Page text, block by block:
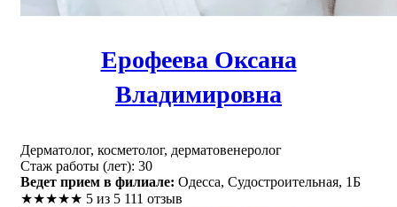
Ерофеева Оксана
Владимировна
Дерматолог, косметолог, дерматовенеролог
Стаж работы (лет): 30
Ведет прием в филиале: Одесса, Судостроительная, 1Б
★★★★★ 5 из 5 111 отзыв